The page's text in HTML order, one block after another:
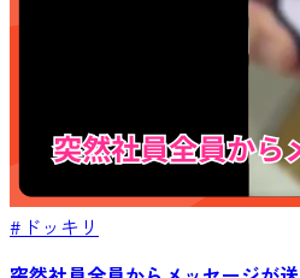
#ドッキリ